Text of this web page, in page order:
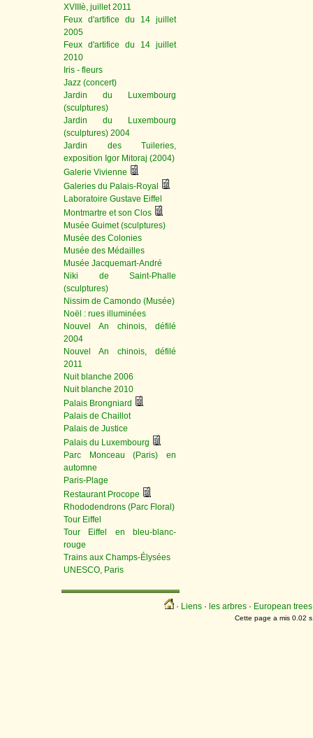
XVIIIè, juillet 2011
Feux d'artifice du 14 juillet
2005
Feux d'artifice du 14 juillet
2010
Iris - fleurs
Jazz (concert)
Jardin du Luxembourg
(sculptures)
Jardin du Luxembourg
(sculptures) 2004
Jardin des Tuileries,
exposition Igor Mitoraj (2004)
Galerie Vivienne
Galeries du Palais-Royal
Laboratoire Gustave Eiffel
Montmartre et son Clos
Musée Guimet (sculptures)
Musée des Colonies
Musée des Médailles
Musée Jacquemart-André
Niki de Saint-Phalle
(sculptures)
Nissim de Camondo (Musée)
Noël : rues illuminées
Nouvel An chinois, défilé
2004
Nouvel An chinois, défilé
2011
Nuit blanche 2006
Nuit blanche 2010
Palais Brongniard
Palais de Chaillot
Palais de Justice
Palais du Luxembourg
Parc Monceau (Paris) en
automne
Paris-Plage
Restaurant Procope
Rhododendrons (Parc Floral)
Tour Eiffel
Tour Eiffel en bleu-blanc-
rouge
Trains aux Champs-Élysées
UNESCO, Paris
· Liens · les arbres · European trees
Cette page a mis 0.02